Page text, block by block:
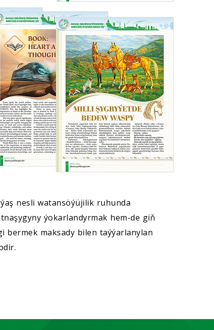
nesli watansöýüjilik ruhunda
ýokarlandyrmak hem-de giň
bermek maksady bilen taýýarlanylan